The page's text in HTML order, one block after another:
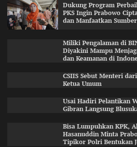
Dukung Program
PKS Ingin Prabowo
dan Manfaatkan
Miliki Pengalaman di
Diyakini Mampu
dan Keamanan di
CSIIS Sebut Menteri
Ketua Umum
Usai Hadiri Pelantikan
Gibran Langsung
Bisa Lumpuhkan KPK,
Hasanuddin Minta
Tipikor Polri Bentukan